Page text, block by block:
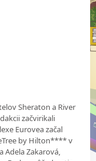
Sheraton a River
začvirikali
Eurovea začal
by Hilton**** v
Adela Zakarová,